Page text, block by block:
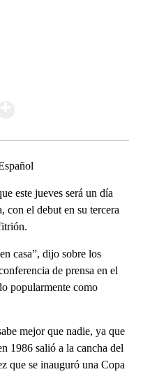
este jueves será un día
con el debut en su tercera
casa”, dijo sobre los
de prensa en el
popularmente como
mejor que nadie, ya que
1986 salió a la cancha del
que se inauguró una Copa